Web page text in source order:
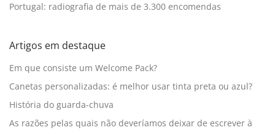
Portugal: radiografia de mais de 3.300 encomendas
Artigos em destaque
Em que consiste um Welcome Pack?
Canetas personalizadas: é melhor usar tinta preta ou azul?
História do guarda-chuva
As razões pelas quais não deveríamos deixar de escrever à